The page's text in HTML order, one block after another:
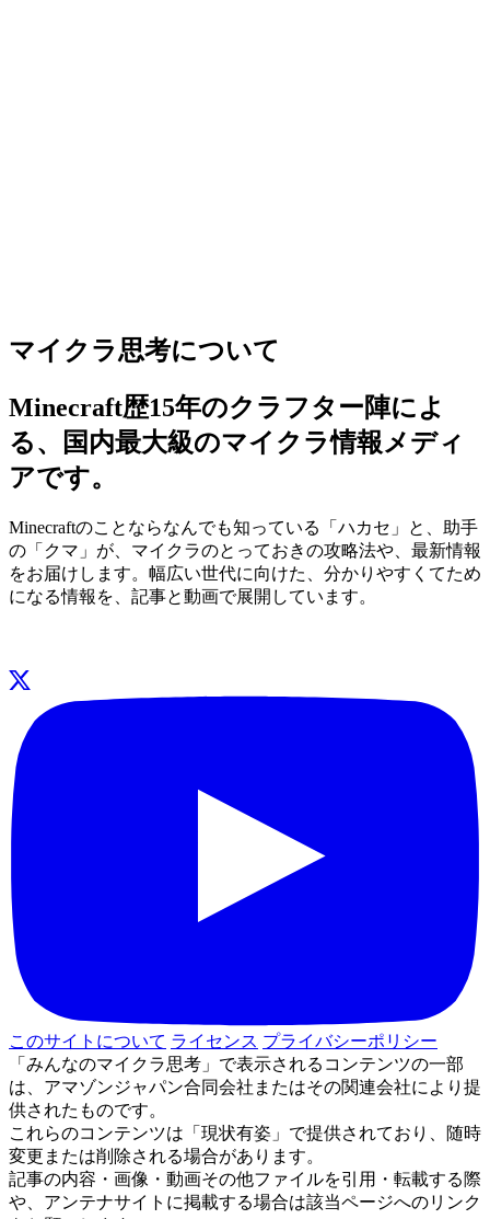
マイクラ思考について
Minecraft歴15年のクラフター陣によ
る、国内最大級のマイクラ情報メディ
アです。
Minecraftのことならなんでも知っている「ハカセ」と、助手
の「クマ」が、マイクラのとっておきの攻略法や、最新情報
をお届けします。幅広い世代に向けた、分かりやすくてため
になる情報を、記事と動画で展開しています。
このサイトについて ライセンス プライバシーポリシー
「みんなのマイクラ思考」で表示されるコンテンツの一部
は、アマゾンジャパン合同会社またはその関連会社により提
供されたものです。
これらのコンテンツは「現状有姿」で提供されており、随時
変更または削除される場合があります。
記事の内容・画像・動画その他ファイルを引用・転載する際
や、アンテナサイトに掲載する場合は該当ページへのリンク